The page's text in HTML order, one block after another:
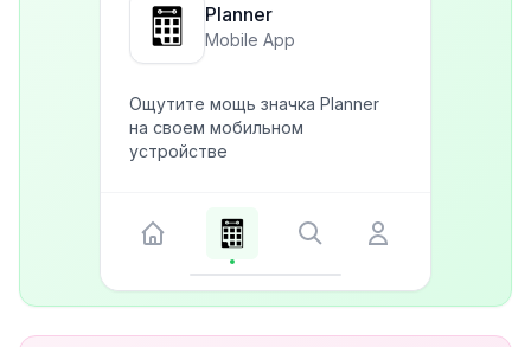
Planner
Mobile App
Ощутите мощь значка Planner
на своем мобильном
устройстве